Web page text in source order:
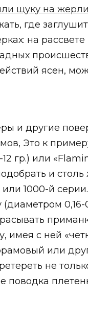
щуку на
где
на
ясен,
и другие
Это к
гр.) или
и
1000-й
0,16-
имея с ней
или
не
поводка